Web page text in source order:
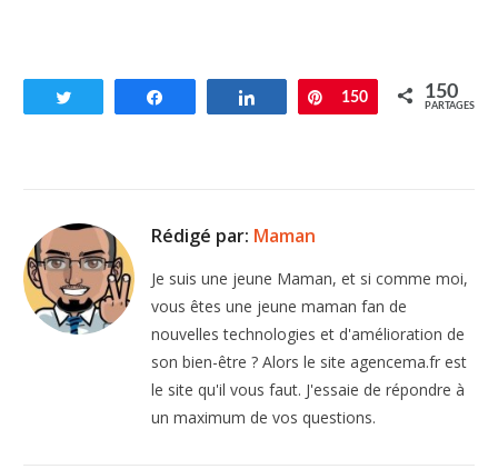
Partagez Enregistrer
150 150
PARTAGES
Rédigé par: Maman
Je suis une jeune Maman, et si comme moi,
vous êtes une jeune maman fan de
nouvelles technologies et d'amélioration de
son bien-être ? Alors le site agencema.fr est
le site qu'il vous faut. J'essaie de répondre à
un maximum de vos questions.